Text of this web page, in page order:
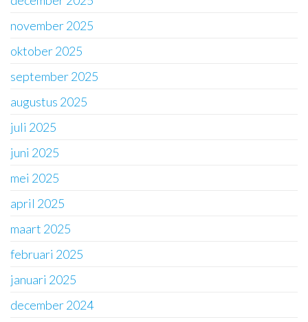
november 2025
oktober 2025
september 2025
augustus 2025
juli 2025
juni 2025
mei 2025
april 2025
maart 2025
februari 2025
januari 2025
december 2024